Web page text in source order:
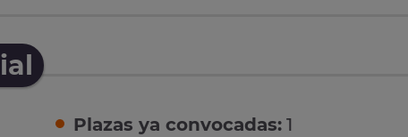
Plazas ya convocadas: 1